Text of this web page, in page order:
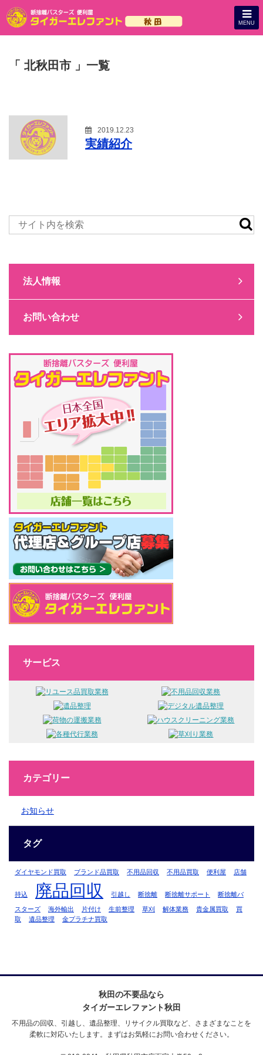
MENU
「 北秋田市 」一覧
2019.12.23
実績紹介
法人情報
お問い合わせ
サービス
カテゴリー
お知らせ
タグ
ダイヤモンド買取 ブランド品買取 不用品回収 不用品買取 便利屋 店舗
持込 廃品回収 引越し 断捨離 断捨離サポート 断捨離バ
スターズ 海外輸出 片付け 生前整理 草刈 解体業務 貴金属買取
買
取
遺品整理 金プラチナ買取
秋田の不要品なら
タイガーエレファント秋田
不用品の回収、引越し、遺品整理、リサイクル買取など、さまざまなことを
柔軟に対応いたします。まずはお気軽にお問い合わせください。